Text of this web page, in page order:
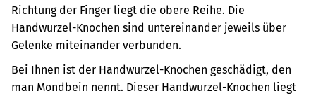
Richtung der Finger liegt die obere Reihe. Die
Handwurzel-Knochen sind untereinander jeweils über
Gelenke miteinander verbunden.
Bei Ihnen ist der Handwurzel-Knochen geschädigt, den
man Mondbein nennt. Dieser Handwurzel-Knochen liegt